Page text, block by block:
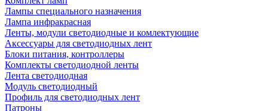
Лампы специального назначения
Лампа инфракрасная
Ленты, модули светодиодные и комлектующие
Аксессуары для светодиодных лент
Блоки питания, контроллеры
Комплекты светодиодной ленты
Лента светодиодная
Модуль светодиодный
Профиль для светодиодных лент
Патроны